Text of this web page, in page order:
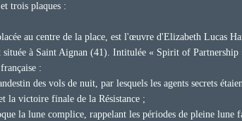
trois plaques :
au centre de la place, est l'œuvre d'Elizabeth Lucas
à Saint Aignan (41). Intitulée « Spirit of
:
des vols de nuit, par lesquels les agents secrets
la victoire finale de la Résistance ;
la lune complice, rappelant les périodes de pleine lune